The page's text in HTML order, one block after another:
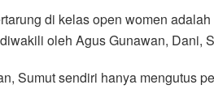
di kelas open women
oleh Agus Gunawan, Dani,
Sumut sendiri hanya mengutus